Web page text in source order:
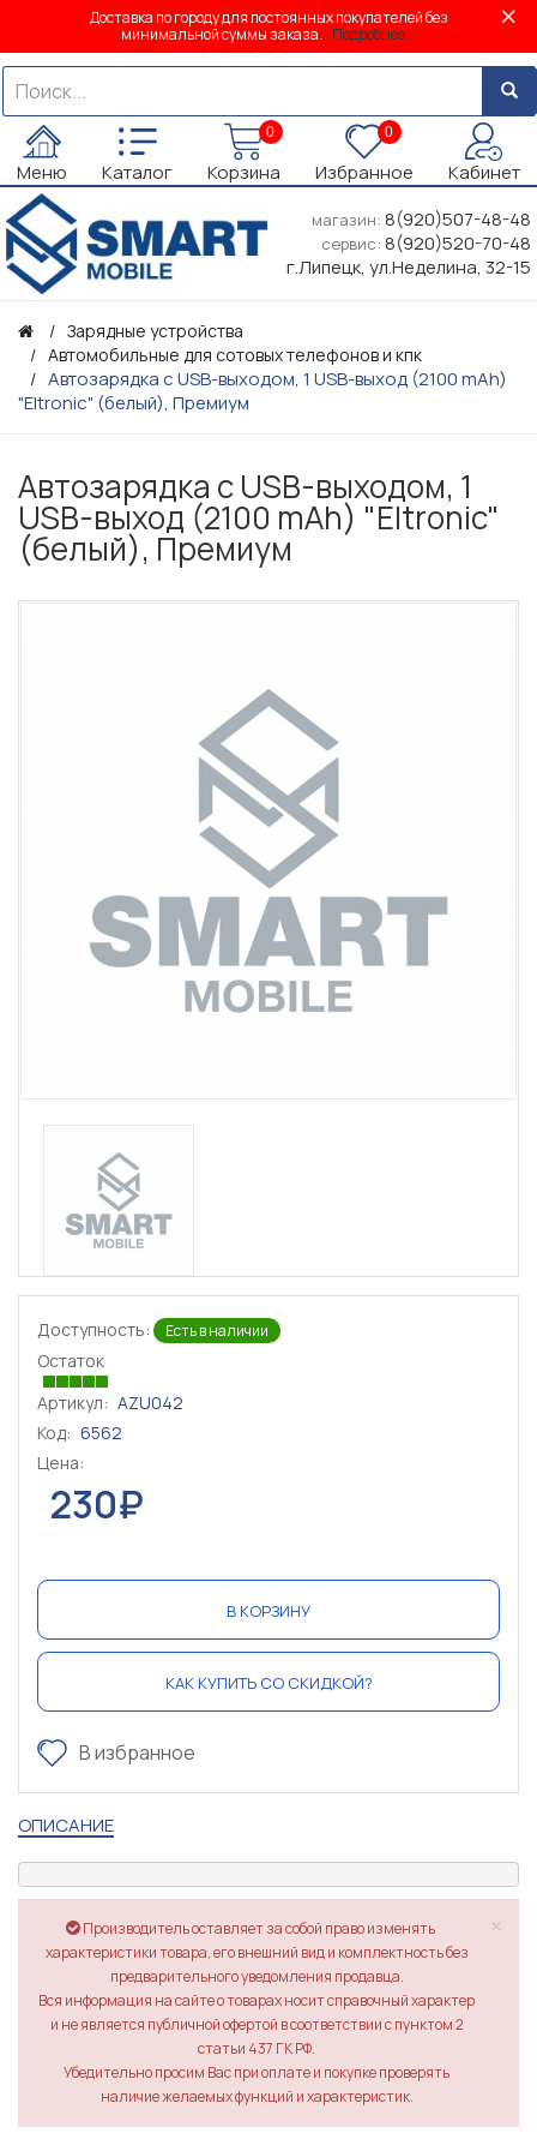
Доставка по городу для постоянных покупателей без
минимальной суммы заказа. Подробнее...
Меню Каталог
0
Корзина
0
Избранное Кабинет
магазин: 8(920)507-48-48
сервис: 8(920)520-70-48
г.Липецк, ул.Неделина, 32-15
Зарядные устройства
Автомобильные для сотовых телефонов и кпк
Автозарядка с USB-выходом, 1 USB-выход (2100 mAh)
"Eltronic" (белый), Премиум
Автозарядка с USB-выходом, 1
USB-выход (2100 mAh) "Eltronic"
(белый), Премиум
Доступность: Есть в наличии
Остаток
Артикул: AZU042
Код: 6562
Цена:
230₽
В КОРЗИНУ
КАК КУПИТЬ СО СКИДКОЙ?
В избранное
ОПИСАНИЕ
×
Производитель оставляет за собой право изменять
характеристики товара, его внешний вид и комплектность без
предварительного уведомления продавца.
Вся информация на сайте о товарах носит справочный характер
и не является публичной офертой в соответствии с пунктом 2
статьи 437 ГК РФ.
Убедительно просим Вас при оплате и покупке проверять
наличие желаемых функций и характеристик.